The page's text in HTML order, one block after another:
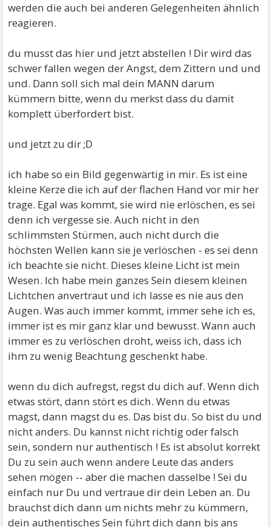
werden die auch bei anderen Gelegenheiten ähnlich
reagieren.
du musst das hier und jetzt abstellen ! Dir wird das
schwer fallen wegen der Angst, dem Zittern und und
und. Dann soll sich mal dein MANN darum
kümmern bitte, wenn du merkst dass du damit
komplett überfordert bist.
und jetzt zu dir ;D
ich habe so ein Bild gegenwärtig in mir. Es ist eine
kleine Kerze die ich auf der flachen Hand vor mir her
trage. Egal was kommt, sie wird nie erlöschen, es sei
denn ich vergesse sie. Auch nicht in den
schlimmsten Stürmen, auch nicht durch die
höchsten Wellen kann sie je verlöschen - es sei denn
ich beachte sie nicht. Dieses kleine Licht ist mein
Wesen. Ich habe mein ganzes Sein diesem kleinen
Lichtchen anvertraut und ich lasse es nie aus den
Augen. Was auch immer kommt, immer sehe ich es,
immer ist es mir ganz klar und bewusst. Wann auch
immer es zu verlöschen droht, weiss ich, dass ich
ihm zu wenig Beachtung geschenkt habe.
wenn du dich aufregst, regst du dich auf. Wenn dich
etwas stört, dann stört es dich. Wenn du etwas
magst, dann magst du es. Das bist du. So bist du und
nicht anders. Du kannst nicht richtig oder falsch
sein, sondern nur authentisch ! Es ist absolut korrekt
Du zu sein auch wenn andere Leute das anders
sehen mögen -- aber die machen dasselbe ! Sei du
einfach nur Du und vertraue dir dein Leben an. Du
brauchst dich dann um nichts mehr zu kümmern,
dein authentisches Sein führt dich dann bis ans